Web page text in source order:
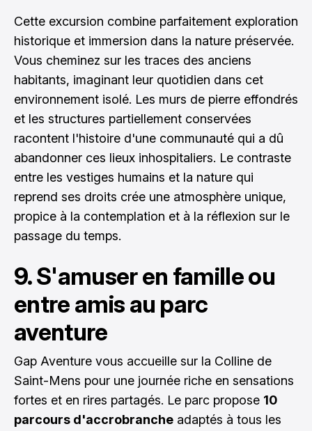
Cette excursion combine parfaitement exploration
historique et immersion dans la nature préservée.
Vous cheminez sur les traces des anciens
habitants, imaginant leur quotidien dans cet
environnement isolé. Les murs de pierre effondrés
et les structures partiellement conservées
racontent l'histoire d'une communauté qui a dû
abandonner ces lieux inhospitaliers. Le contraste
entre les vestiges humains et la nature qui
reprend ses droits crée une atmosphère unique,
propice à la contemplation et à la réflexion sur le
passage du temps.
9. S'amuser en famille ou
entre amis au parc
aventure
Gap Aventure vous accueille sur la Colline de
Saint-Mens pour une journée riche en sensations
fortes et en rires partagés. Le parc propose 10
parcours d'accrobranche adaptés à tous les